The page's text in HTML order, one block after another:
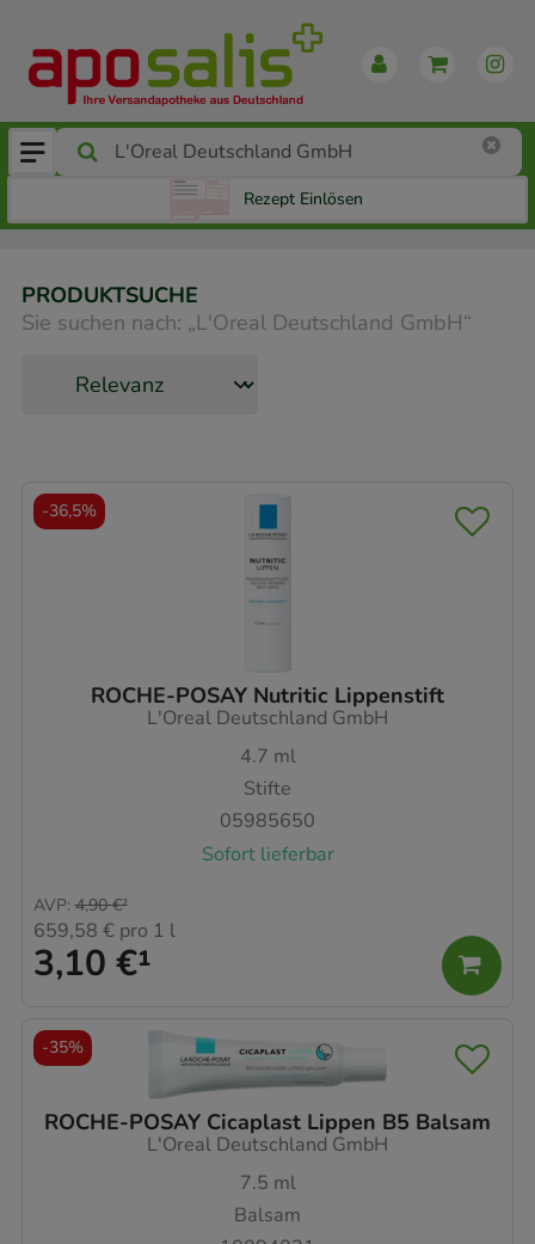
Rezept Einlösen
PRODUKTSUCHE
Sie suchen nach: „L'Oreal Deutschland GmbH“
ROCHE-POSAY Nutritic Lippenstift
L'Oreal Deutschland GmbH
4.7 ml
Stifte
05985650
Sofort lieferbar
3,10 €¹
AVP: 4,90 €²
659,58 € pro 1 l
-36,5%
ROCHE-POSAY Cicaplast Lippen B5 Balsam
L'Oreal Deutschland GmbH
7.5 ml
Balsam
-35%